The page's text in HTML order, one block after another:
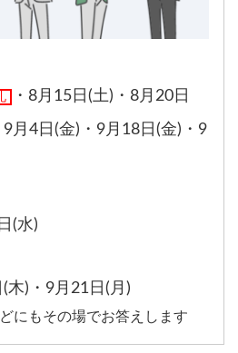
・ 8月15日(土) ・ 8月20日
9月4日(金) ・ 9月18日(金) ・ 9
(水)
木) ・ 9月21日(月)
にもその場でお答えします